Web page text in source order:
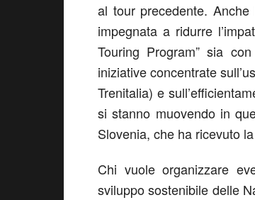
al tour precedente.
impegnata a ridurre
Touring Program” sia
iniziative concentrate
Trenitalia) e
si stanno muovendo in
Slovenia, che ha ricevuto
Chi vuole organizzare
sviluppo sostenibile delle